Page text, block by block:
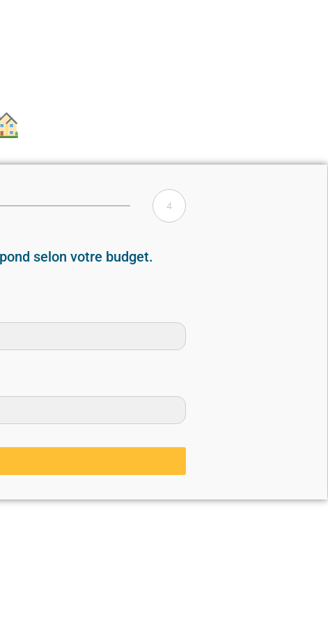
4
selon votre budget.